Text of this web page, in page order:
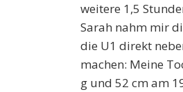
weitere 1,5
Sarah nahm mir
die U1 direkt
machen: Meine
g und 52 cm am